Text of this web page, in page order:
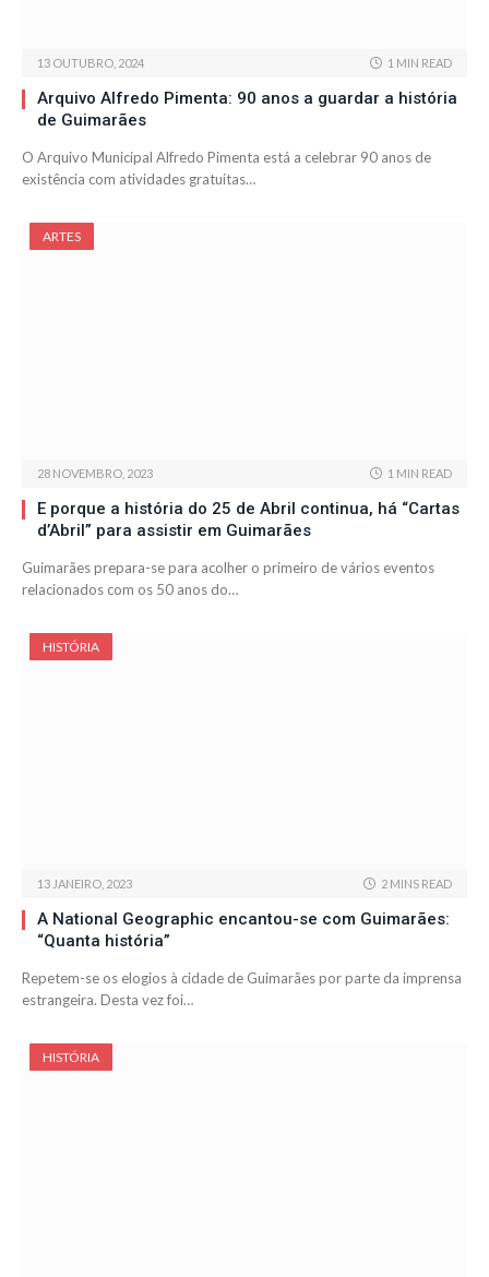
13 OUTUBRO, 2024 1 MIN READ
Arquivo Alfredo Pimenta: 90 anos a guardar a história
de Guimarães
O Arquivo Municipal Alfredo Pimenta está a celebrar 90 anos de
existência com atividades gratuitas…
ARTES
28 NOVEMBRO, 2023 1 MIN READ
E porque a história do 25 de Abril continua, há “Cartas
d’Abril” para assistir em Guimarães
Guimarães prepara-se para acolher o primeiro de vários eventos
relacionados com os 50 anos do…
HISTÓRIA
13 JANEIRO, 2023 2 MINS READ
A National Geographic encantou-se com Guimarães:
“Quanta história”
Repetem-se os elogios à cidade de Guimarães por parte da imprensa
estrangeira. Desta vez foi…
HISTÓRIA